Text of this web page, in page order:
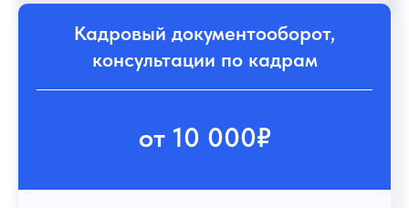
Кадровый документооборот,
консультации по кадрам
от 10 000₽